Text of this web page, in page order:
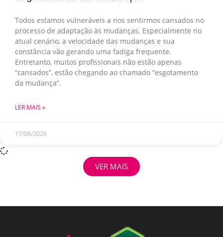
Todos estamos vulneráveis a nos sentirmos cansados no
processo de adaptação às mudanças. Especialmente no
atual cenário, a velocidade das mudanças e sua
constância vão gerando uma fadiga frequente.
Entretanto, muitos profissionais não estão apenas
“cansados”, estão chegando ao chamado “esgotamento
da mudança”.
LER MAIS »
17/06/2026
VER MAIS